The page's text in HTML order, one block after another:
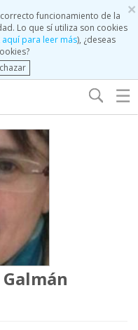
×
funcionamiento de la
Lo que sí utiliza son cookies
aquí para leer más), ¿deseas
☰